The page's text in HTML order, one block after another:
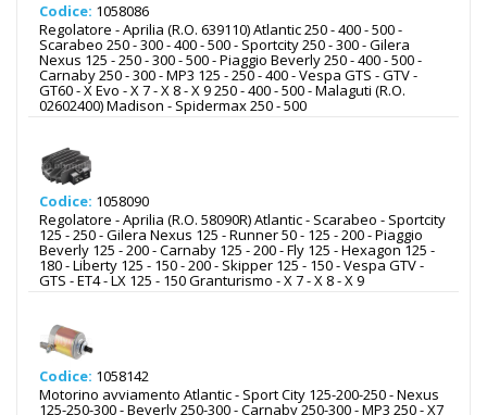
Codice: 1058086
Regolatore - Aprilia (R.O. 639110) Atlantic 250 - 400 - 500 -
Scarabeo 250 - 300 - 400 - 500 - Sportcity 250 - 300 - Gilera
Nexus 125 - 250 - 300 - 500 - Piaggio Beverly 250 - 400 - 500 -
Carnaby 250 - 300 - MP3 125 - 250 - 400 - Vespa GTS - GTV -
GT60 - X Evo - X 7 - X 8 - X 9 250 - 400 - 500 - Malaguti (R.O.
02602400) Madison - Spidermax 250 - 500
Codice: 1058090
Regolatore - Aprilia (R.O. 58090R) Atlantic - Scarabeo - Sportcity
125 - 250 - Gilera Nexus 125 - Runner 50 - 125 - 200 - Piaggio
Beverly 125 - 200 - Carnaby 125 - 200 - Fly 125 - Hexagon 125 -
180 - Liberty 125 - 150 - 200 - Skipper 125 - 150 - Vespa GTV -
GTS - ET4 - LX 125 - 150 Granturismo - X 7 - X 8 - X 9
Codice: 1058142
Motorino avviamento Atlantic - Sport City 125-200-250 - Nexus
125-250-300 - Beverly 250-300 - Carnaby 250-300 - MP3 250 - X7